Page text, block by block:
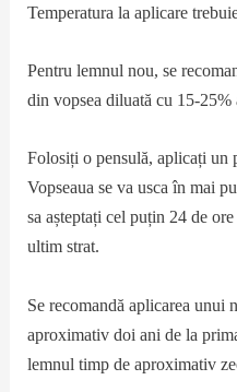
Temperatura la aplicare
Pentru lemnul nou, se
din vopsea diluată cu 15-25%
Folosiți o pensulă, aplicați un
Vopseaua se va usca în mai
sa așteptați cel puțin 24 de
ultim strat.
Se recomandă aplicarea unui
aproximativ doi ani de la
lemnul timp de aproximativ